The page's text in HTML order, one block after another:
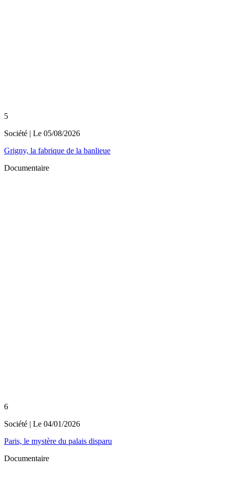
5
Société | Le 05/08/2026
Grigny, la fabrique de la banlieue
Documentaire
6
Société | Le 04/01/2026
Paris, le mystère du palais disparu
Documentaire